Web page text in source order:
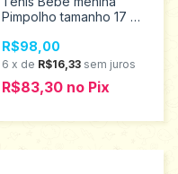
Pimpolho tamanho 17 ao
R$98,00
6 x de R$16,33 sem juros
R$83,30 no Pix